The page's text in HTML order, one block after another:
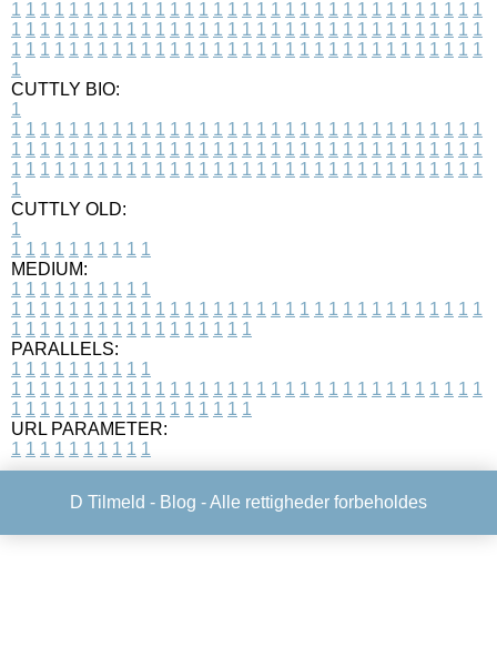
1 1 1 1 1 1 1 1 1 1 1 1 1 1 1 1 1 1 1 1 1 1 1 1 1 1 1 1 1 1 1 1 1
1 1 1 1 1 1 1 1 1 1 1 1 1 1 1 1 1 1 1 1 1 1 1 1 1 1 1 1 1 1 1 1 1
1 1 1 1 1 1 1 1 1 1 1 1 1 1 1 1 1 1 1 1 1 1 1 1 1 1 1 1 1 1 1 1 1
1
CUTTLY BIO:
1
1 1 1 1 1 1 1 1 1 1 1 1 1 1 1 1 1 1 1 1 1 1 1 1 1 1 1 1 1 1 1 1 1
1 1 1 1 1 1 1 1 1 1 1 1 1 1 1 1 1 1 1 1 1 1 1 1 1 1 1 1 1 1 1 1 1
1 1 1 1 1 1 1 1 1 1 1 1 1 1 1 1 1 1 1 1 1 1 1 1 1 1 1 1 1 1 1 1 1
1
CUTTLY OLD:
1
1 1 1 1 1 1 1 1 1 1
MEDIUM:
1 1 1 1 1 1 1 1 1 1
1 1 1 1 1 1 1 1 1 1 1 1 1 1 1 1 1 1 1 1 1 1 1 1 1 1 1 1 1 1 1 1 1
1 1 1 1 1 1 1 1 1 1 1 1 1 1 1 1 1
PARALLELS:
1 1 1 1 1 1 1 1 1 1
1 1 1 1 1 1 1 1 1 1 1 1 1 1 1 1 1 1 1 1 1 1 1 1 1 1 1 1 1 1 1 1 1
1 1 1 1 1 1 1 1 1 1 1 1 1 1 1 1 1
URL PARAMETER:
1 1 1 1 1 1 1 1 1 1
D Tilmeld - Blog - Alle rettigheder forbeholdes